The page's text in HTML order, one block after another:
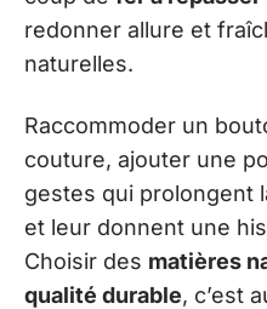
redonner allure et
naturelles.
Raccommoder un
couture, ajouter une
gestes qui prolongent
et leur donnent une
Choisir des matières
qualité durable, c’est